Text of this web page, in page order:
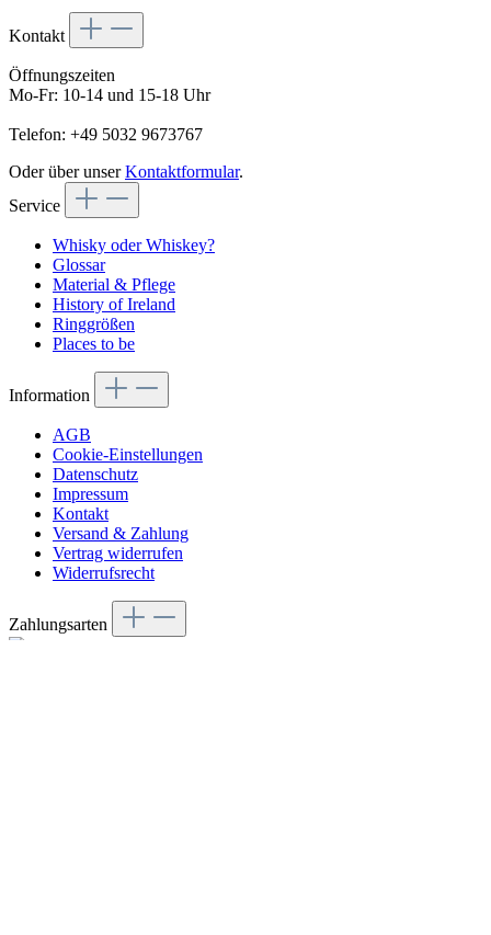
Kontakt
Öffnungszeiten
Mo-Fr: 10-14 und 15-18 Uhr
Telefon: +49 5032 9673767
Oder über unserKontaktformular.
Service
Whisky oder Whiskey?
Glossar
Material & Pflege
History of Ireland
Ringgrößen
Places to be
Information
AGB
Cookie-Einstellungen
Datenschutz
Impressum
Kontakt
Versand & Zahlung
Vertrag widerrufen
Widerrufsrecht
Zahlungsarten